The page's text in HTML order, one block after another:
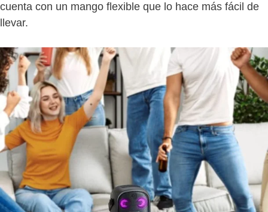
cuenta con un mango flexible que lo hace más fácil de
llevar.